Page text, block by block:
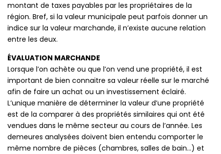
montant de taxes payables par les propriétaires de la
région. Bref, si la valeur municipale peut parfois donner un
indice sur la valeur marchande, il n’existe aucune relation
entre les deux.
ÉVALUATION MARCHANDE
Lorsque l’on achète ou que l’on vend une propriété, il est
important de bien connaitre sa valeur réelle sur le marché
afin de faire un achat ou un investissement éclairé.
L’unique manière de déterminer la valeur d’une propriété
est de la comparer à des propriétés similaires qui ont été
vendues dans le même secteur au cours de l’année. Les
demeures analysées doivent bien entendu comporter le
même nombre de pièces (chambres, salles de bain…) et